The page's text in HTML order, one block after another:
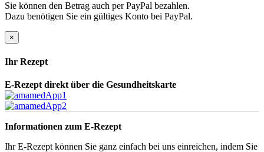
Sie können den Betrag auch per PayPal bezahlen.
Dazu benötigen Sie ein gültiges Konto bei PayPal.
×
Ihr Rezept
E-Rezept direkt über die Gesundheitskarte
Informationen zum E-Rezept
Ihr E-Rezept können Sie ganz einfach bei uns einreichen, indem Sie